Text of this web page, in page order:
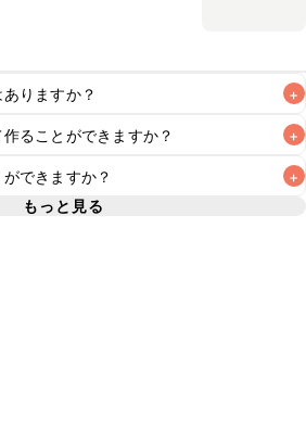
りますか？ +
ることができますか？ +
いてもお作りいただけますが、メイ
ている場合は省くと味がぼやける可
できますか？ +
味が特徴の食材なため、お子様や辛
味や刺激を強く感じる可能性がござ
味付けにつきましては普段のお子様
もっと見る